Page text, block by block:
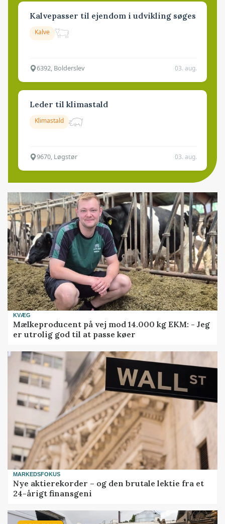
Kalvepasser til ejendom i udvikling søges
Kalve
6392, Bolderslev 03. aug.
Leder til klimastald
Klimastald
9670, Løgstør 03. aug.
KVÆG
Mælkeproducent på vej mod 14.000 kg EKM: - Jeg
er utrolig god til at passe køer
MARKEDSFOKUS
Nye aktierekorder – og den brutale lektie fra et
24-årigt finansgeni